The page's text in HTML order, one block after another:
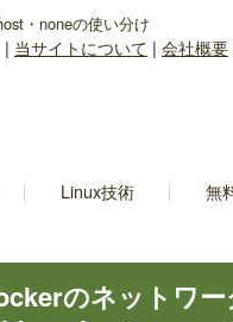
・noneの使い分け
| 当サイトについて | 会社概要
Linux技術 無
のネットワ